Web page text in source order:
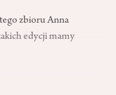
zbioru Anna
edycji mamy